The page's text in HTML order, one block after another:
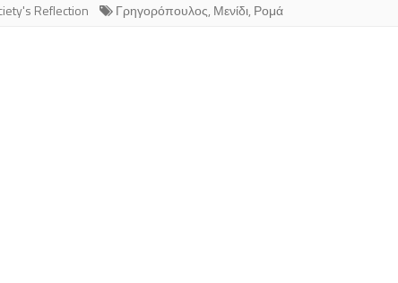
Reflection Γρηγορόπουλος, Μενίδι, Ρομά